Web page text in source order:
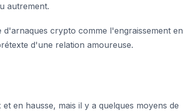
autrement.
crypto comme l'engraissement en
d'une relation amoureuse.
en hausse, mais il y a quelques moyens de